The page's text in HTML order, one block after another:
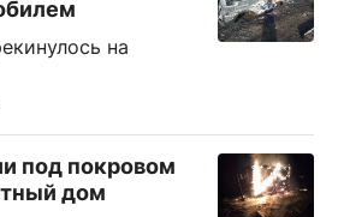
на
под покровом
дом